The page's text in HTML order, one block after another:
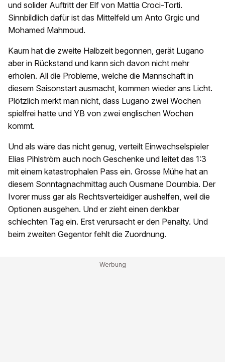
und solider Auftritt der Elf von Mattia Croci-Torti.
Sinnbildlich dafür ist das Mittelfeld um Anto Grgic und
Mohamed Mahmoud.
Kaum hat die zweite Halbzeit begonnen, gerät Lugano
aber in Rückstand und kann sich davon nicht mehr
erholen. All die Probleme, welche die Mannschaft in
diesem Saisonstart ausmacht, kommen wieder ans Licht.
Plötzlich merkt man nicht, dass Lugano zwei Wochen
spielfrei hatte und YB von zwei englischen Wochen
kommt.
Und als wäre das nicht genug, verteilt Einwechselspieler
Elias Pihlström auch noch Geschenke und leitet das 1:3
mit einem katastrophalen Pass ein. Grosse Mühe hat an
diesem Sonntagnachmittag auch Ousmane Doumbia. Der
Ivorer muss gar als Rechtsverteidiger aushelfen, weil die
Optionen ausgehen. Und er zieht einen denkbar
schlechten Tag ein. Erst verursacht er den Penalty. Und
beim zweiten Gegentor fehlt die Zuordnung.